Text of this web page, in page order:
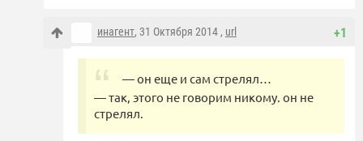
+1
инагент, 31 Октября 2014 , url
— он еще и сам стрелял…
— так, этого не говорим никому. он не
стрелял.